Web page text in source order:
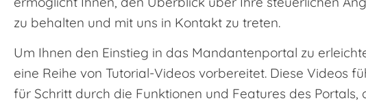
zu behalten und mit uns in Kontakt zu treten.
Um Ihnen den Einstieg in das Mandantenportal zu
eine Reihe von Tutorial-Videos vorbereitet. Diese Videos
für Schritt durch die Funktionen und Features des Portals,